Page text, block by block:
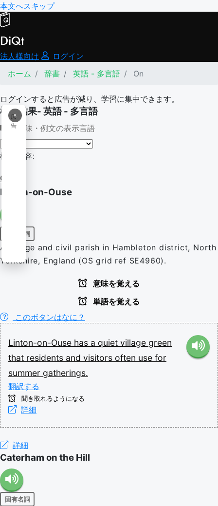
本文へスキップ
DiQt
法人様向け
ログイン
ホーム
辞書 英語 - 多言語 On
ログインすると広告が減り、学習に集中できます。
×
広
告
検索結果- 英語 - 多言語
意味・例文の表示言語
検索内容:
On
Linton-on-Ouse
固有名詞
A village and civil parish in Hambleton district, North
Yorkshire, England (OS grid ref SE4960).
意味を覚える
単語を覚える
このボタンはなに？
Linton-on-Ouse has a quiet village green
that residents and visitors often use for
summer gatherings.
翻訳する
聞き取れるようになる
詳細
詳細
Caterham on the Hill
固有名詞